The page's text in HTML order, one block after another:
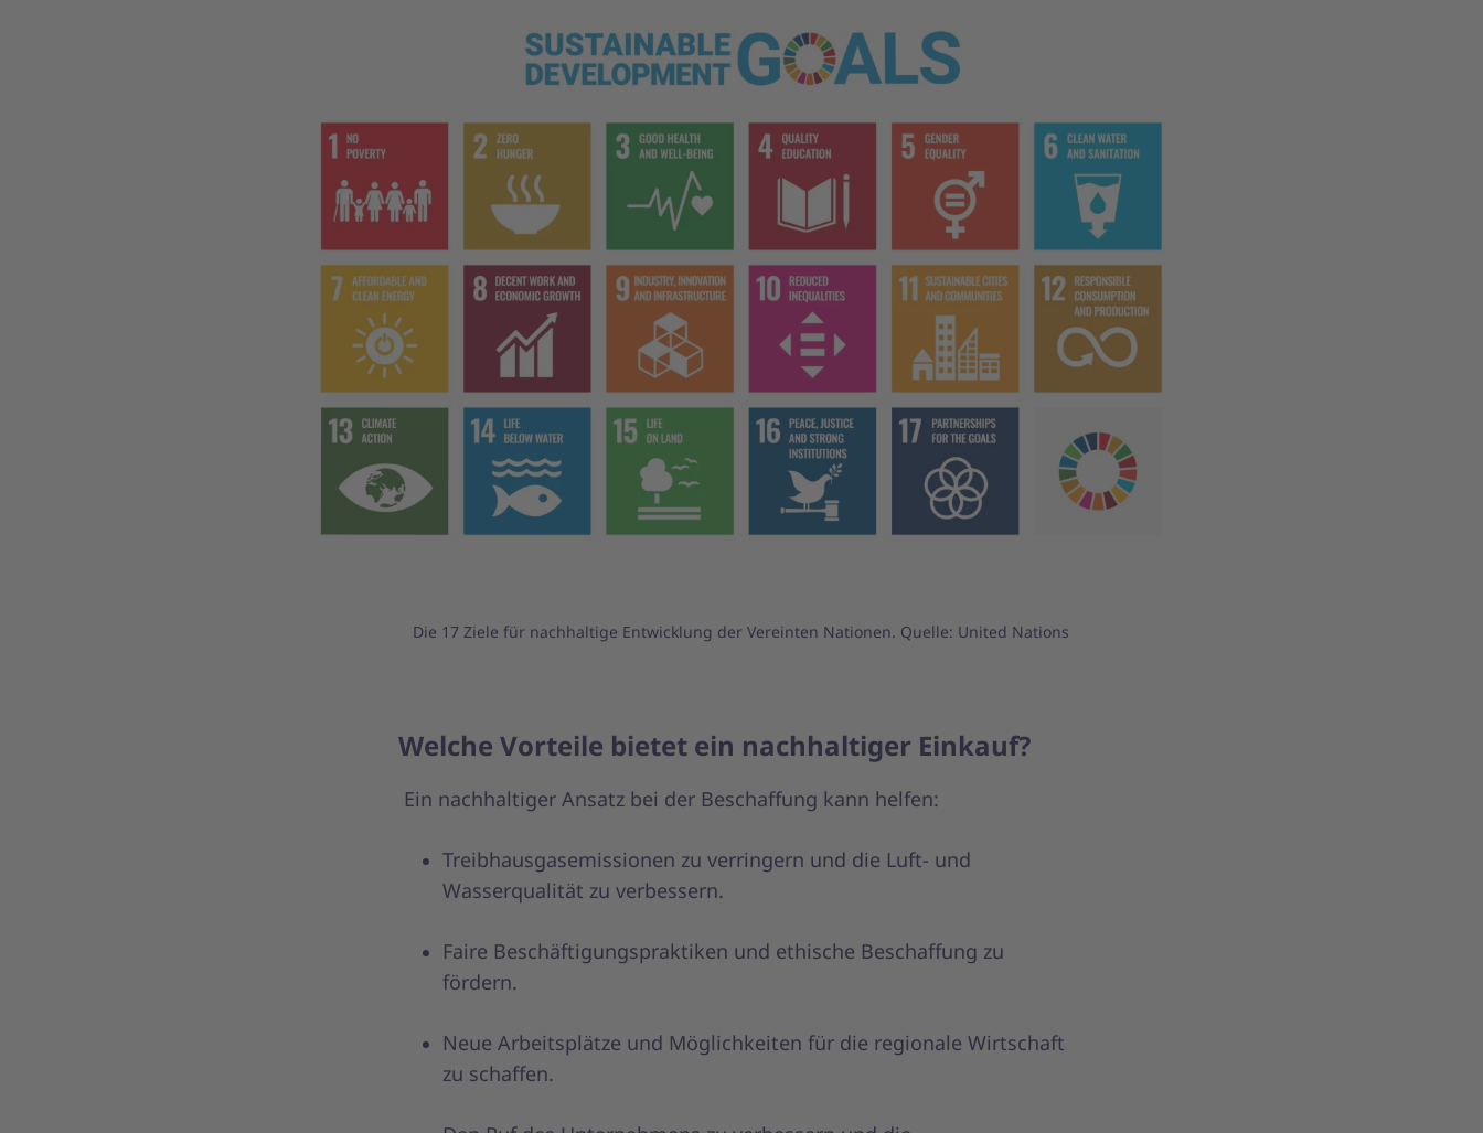
Die 17 Ziele für nachhaltige Entwicklung der Vereinten Nationen. Quelle: United Nations
Welche Vorteile bietet ein nachhaltiger Einkauf?
Ein nachhaltiger Ansatz bei der Beschaffung kann helfen:
Treibhausgasemissionen zu verringern und die Luft- und
Wasserqualität zu verbessern.
Faire Beschäftigungspraktiken und ethische Beschaffung zu
fördern.
Neue Arbeitsplätze und Möglichkeiten für die regionale Wirtschaft
zu schaffen.